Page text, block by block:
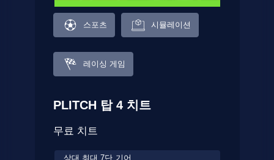
스포츠 시뮬레이션
레이싱 게임
PLITCH 탑 4 치트
무료 치트
상대 최대 7단 기어